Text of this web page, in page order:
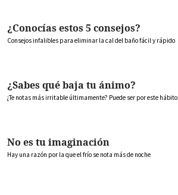
¿Conocías estos 5 consejos?
Consejos infalibles para eliminar la cal del baño fácil y rápido
¿Sabes qué baja tu ánimo?
¿Te notas más irritable últimamente? Puede ser por este hábito
No es tu imaginación
Hay una razón por la que el frío se nota más de noche